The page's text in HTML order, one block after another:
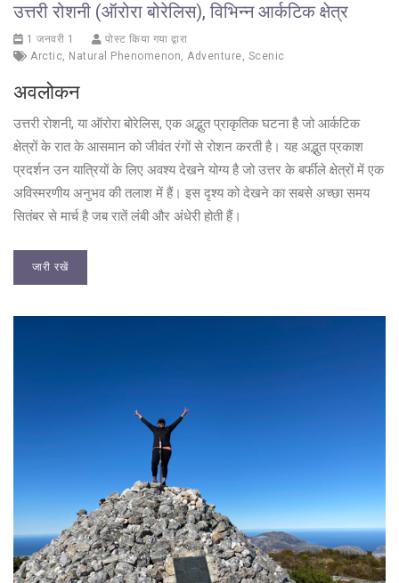
उत्तरी रोशनी (ऑरोरा बोरेलिस), विभिन्न आर्कटिक क्षेत्र
1 जनवरी 1
पोस्ट किया गया द्वारा
Arctic, Natural Phenomenon, Adventure, Scenic
अवलोकन
उत्तरी रोशनी, या ऑरोरा बोरेलिस, एक अद्भुत प्राकृतिक घटना है जो आर्कटिक
क्षेत्रों के रात के आसमान को जीवंत रंगों से रोशन करती है। यह अद्भुत प्रकाश
प्रदर्शन उन यात्रियों के लिए अवश्य देखने योग्य है जो उत्तर के बर्फीले क्षेत्रों में एक
अविस्मरणीय अनुभव की तलाश में हैं। इस दृश्य को देखने का सबसे अच्छा समय
सितंबर से मार्च है जब रातें लंबी और अंधेरी होती हैं।
जारी रखें